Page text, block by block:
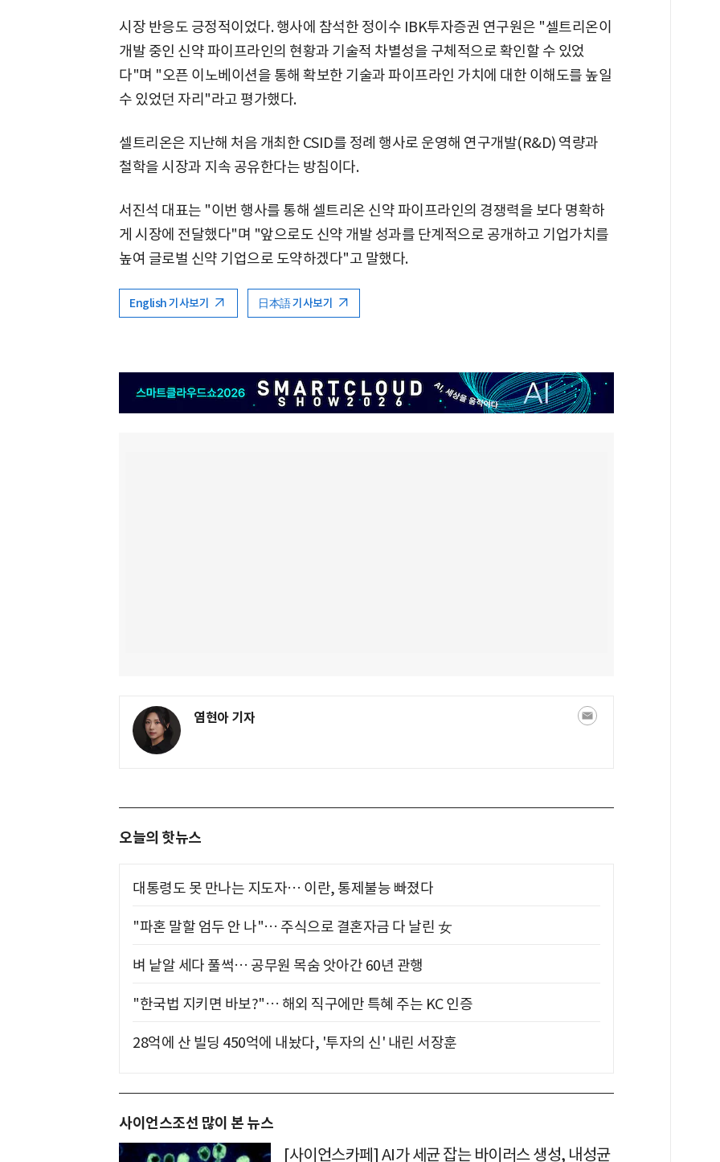
시장 반응도 긍정적이었다. 행사에 참석한 정이수 IBK투자증권 연구원은 "셀트리온이
개발 중인 신약 파이프라인의 현황과 기술적 차별성을 구체적으로 확인할 수 있었
다"며 "오픈 이노베이션을 통해 확보한 기술과 파이프라인 가치에 대한 이해도를 높일
수 있었던 자리"라고 평가했다.
셀트리온은 지난해 처음 개최한 CSID를 정례 행사로 운영해 연구개발(R&D) 역량과
철학을 시장과 지속 공유한다는 방침이다.
서진석 대표는 "이번 행사를 통해 셀트리온 신약 파이프라인의 경쟁력을 보다 명확하
게 시장에 전달했다"며 "앞으로도 신약 개발 성과를 단계적으로 공개하고 기업가치를
높여 글로벌 신약 기업으로 도약하겠다"고 말했다.
English 기사보기 日本語 기사보기
염현아 기자
오늘의 핫뉴스
대통령도 못 만나는 지도자… 이란, 통제불능 빠졌다
"파혼 말할 엄두 안 나"… 주식으로 결혼자금 다 날린 女
벼 낱알 세다 풀썩… 공무원 목숨 앗아간 60년 관행
"한국법 지키면 바보?"… 해외 직구에만 특혜 주는 KC 인증
28억에 산 빌딩 450억에 내놨다, '투자의 신' 내린 서장훈
사이언스조선 많이 본 뉴스
[사이언스카페] AI가 세균 잡는 바이러스 생성, 내성균